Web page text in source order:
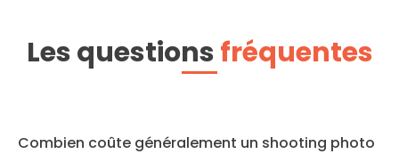
Les questionsfréquentes
Combien coûte généralement un shooting photo